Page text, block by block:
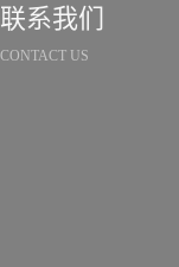
联系我们
CONTACT US